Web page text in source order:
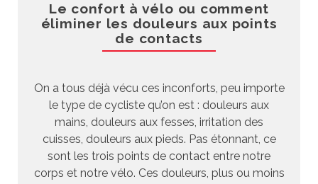
Le confort à vélo ou comment
éliminer les douleurs aux points
de contacts
On a tous déjà vécu ces inconforts, peu importe
le type de cycliste qu’on est : douleurs aux
mains, douleurs aux fesses, irritation des
cuisses, douleurs aux pieds. Pas étonnant, ce
sont les trois points de contact entre notre
corps et notre vélo. Ces douleurs, plus ou moins